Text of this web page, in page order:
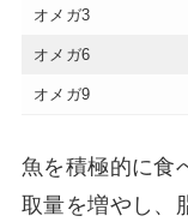
オメガ3
オメガ6
オメガ9
魚を積極的に食
取量を増やし、